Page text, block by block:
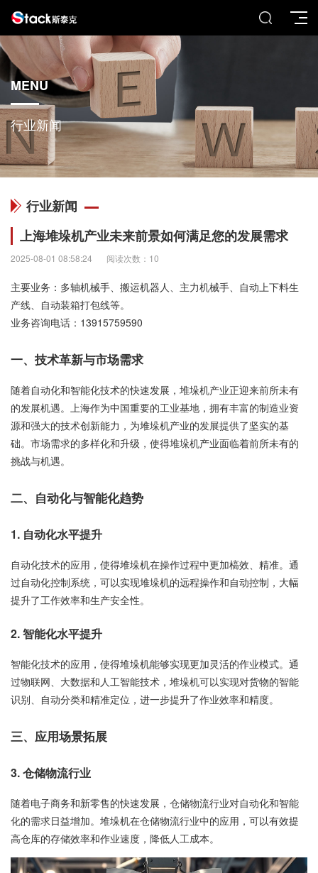
MENU
行业新闻
行业新闻
上海堆垛机产业未来前景如何满足您的发展需求
2025-08-01 08:58:24 阅读次数：10
主要业务：多轴机械手、搬运机器人、主力机械手、自动上下料生
产线、自动装箱打包线等。
业务咨询电话： 13915759590
一、技术革新与市场需求
随着自动化和智能化技术的快速发展，堆垛机产业正迎来前所未有
的发展机遇。上海作为中国重要的工业基地，拥有丰富的制造业资
源和强大的技术创新能力，为堆垛机产业的发展提供了坚实的基
础。市场需求的多样化和升级，使得堆垛机产业面临着前所未有的
挑战与机遇。
二、自动化与智能化趋势
1. 自动化水平提升
自动化技术的应用，使得堆垛机在操作过程中更加槁效、精准。通
过自动化控制系统，可以实现堆垛机的远程操作和自动控制，大幅
提升了工作效率和生产安全性。
2. 智能化水平提升
智能化技术的应用，使得堆垛机能够实现更加灵活的作业模式。通
过物联网、大数据和人工智能技术，堆垛机可以实现对货物的智能
识别、自动分类和精准定位，进一步提升了作业效率和精度。
三、应用场景拓展
3. 仓储物流行业
随着电子商务和新零售的快速发展，仓储物流行业对自动化和智能
化的需求日益增加。堆垛机在仓储物流行业中的应用，可以有效提
高仓库的存储效率和作业速度，降低人工成本。